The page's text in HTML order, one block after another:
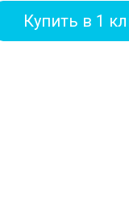
Купить в 1